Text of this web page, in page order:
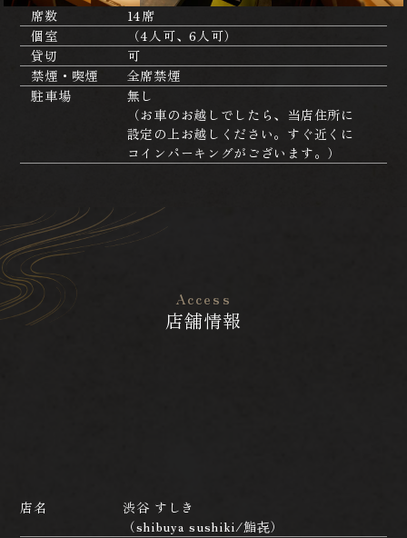
席数
14席
個室
（4人可、6人可）
貸切
可
禁煙・喫煙
全席禁煙
駐車場
無し
（お車のお越しでしたら、当店住所に
設定の上お越しください。すぐ近くに
コインパーキングがございます。）
Access
店舗情報
店名
渋谷 すしき
（shibuya sushiki/鮨㐂）